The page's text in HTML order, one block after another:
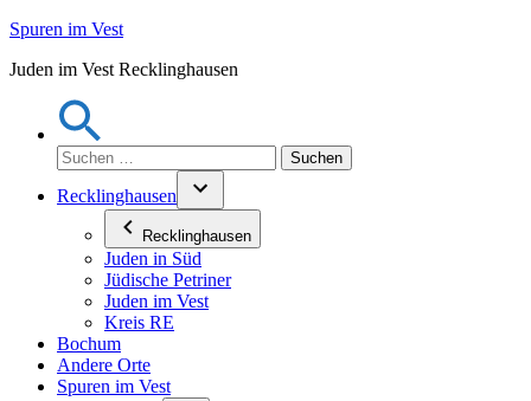
Zum
springen
Spuren im Vest
Juden im Vest Recklinghausen
Suchen
nach:
Recklinghausen
Recklinghausen
Juden in Süd
Jüdische Petriner
Juden im Vest
Kreis RE
Bochum
Andere Orte
Spuren im Vest